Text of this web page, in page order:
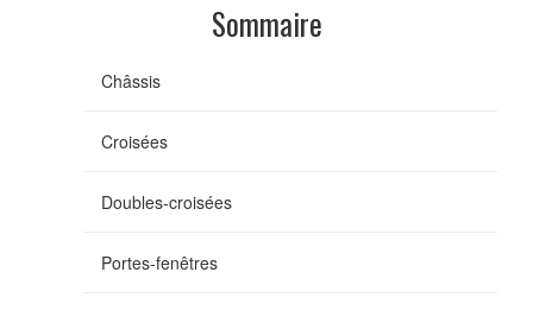
Sommaire
Châssis
Croisées
Doubles-croisées
Portes-fenêtres